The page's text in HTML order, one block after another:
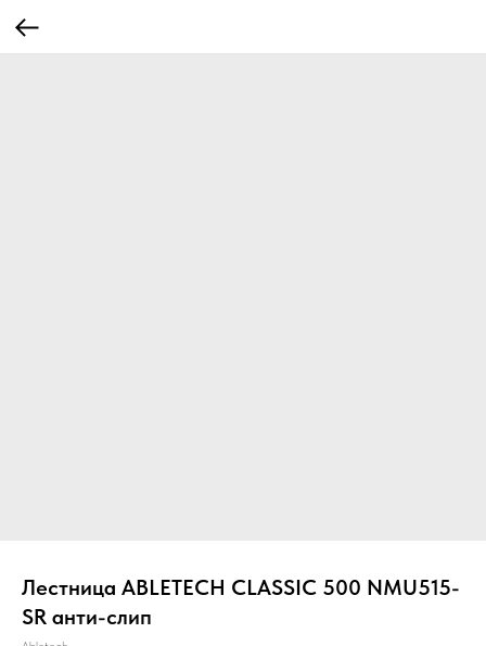
Лестница ABLETECH CLASSIC 500 NMU515-
SR анти-слип